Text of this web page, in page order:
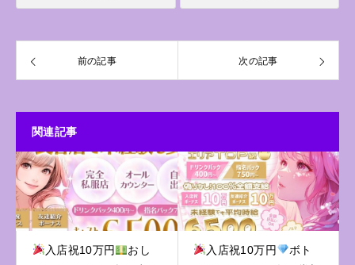
前の記事 次の記事
関連記事
入店祝10万円
おし
入店祝10万円
ボト